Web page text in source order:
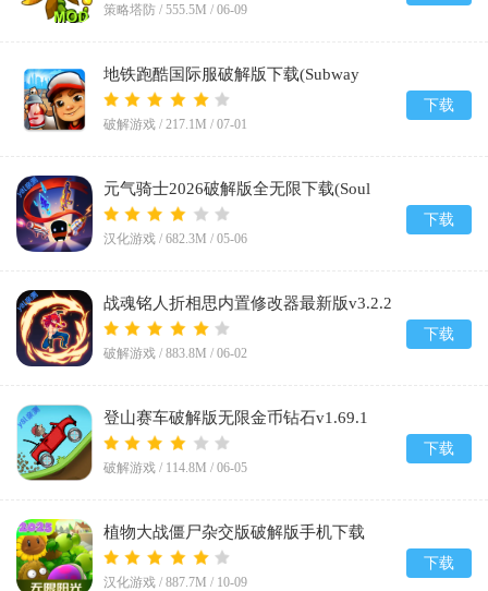
策略塔防 / 555.5M / 06-09
地铁跑酷国际服破解版下载(Subway
Surf)v3.65.1
破解游戏 / 217.1M / 07-01
下载
元气骑士2026破解版全无限下载(Soul
Knight)v8.2.0
汉化游戏 / 682.3M / 05-06
下载
战魂铭人折相思内置修改器最新版v3.2.2
破解游戏 / 883.8M / 06-02
下载
登山赛车破解版无限金币钻石v1.69.1
破解游戏 / 114.8M / 06-05
下载
植物大战僵尸杂交版破解版手机下载
(Plants vs Zombies Super Hybrid)v3.12
汉化游戏 / 887.7M / 10-09
下载